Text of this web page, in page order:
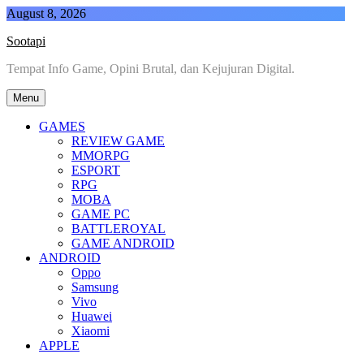
Skip
content
August 8, 2026
Sootapi
Tempat Info Game, Opini Brutal, dan Kejujuran Digital.
Menu
GAMES
REVIEW GAME
MMORPG
ESPORT
RPG
MOBA
GAME PC
BATTLEROYAL
GAME ANDROID
ANDROID
Oppo
Samsung
Vivo
Huawei
Xiaomi
APPLE